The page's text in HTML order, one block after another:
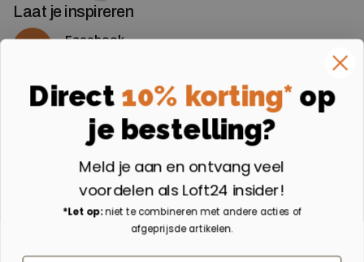
Laat je inspireren
Facebook
Instagram
Volg ons op Instagram
Aangesloten bij
Direct 10% korting* op
je bestelling?
Meld je aan en ontvang veel
voordelen als Loft24 insider!
*Let op:niet te combineren met andere acties of
afgeprijsde artikelen.